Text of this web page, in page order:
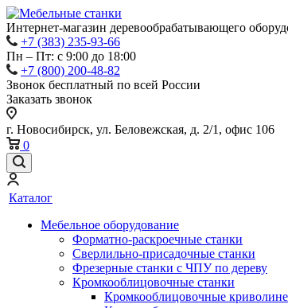
Интернет-магазин деревообрабатывающего
+7 (383) 235-93-66
Пн – Пт: с 9:00 до 18:00
+7 (800) 200-48-82
Звонок бесплатный по всей России
Заказать звонок
г. Новосибирск, ул. Беловежская, д. 2/1, офис 106
0
Каталог
Мебельное оборудование
Форматно-раскроечные станки
Сверлильно-присадочные станки
Фрезерные станки с ЧПУ по дереву
Кромкооблицовочные станки
Кромкооблицовочные